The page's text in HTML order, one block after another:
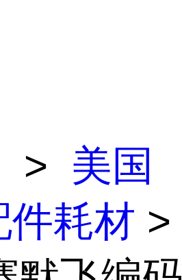
> 美国
件耗材 >